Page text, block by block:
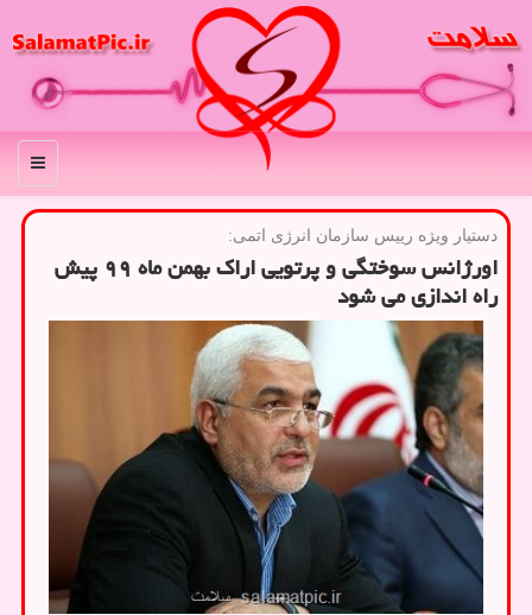
منو
دستیار ویژه رییس سازمان انرژی اتمی:
اورژانس سوختگی و پرتویی اراك بهمن ماه ۹۹ پیش
راه اندازی می شود